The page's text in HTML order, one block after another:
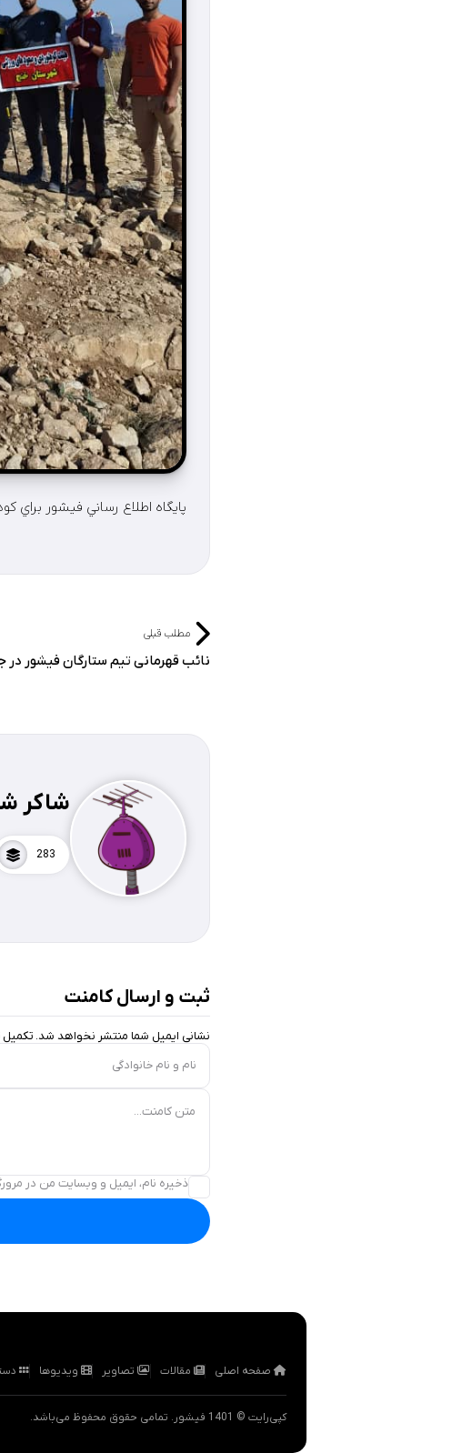
پايگاه اطلاع رساني فيشور براي
مطلب قبلی
نائب قهرمانی تیم ستارگان فیشور
شاکر
283
ثبت و ارسال کامنت
نشانی ایمیل شما منتشر نخواهد شد.
نام و نام خانوادگی
متن کامنت...
ذخیره نام، ایمیل و وبسایت من در
صفحه اصلی مقالات تصاویر ویدیوها
کپی‌رایت © 1401 فیشور. تمامی حقوق محفوظ می‌باشد.